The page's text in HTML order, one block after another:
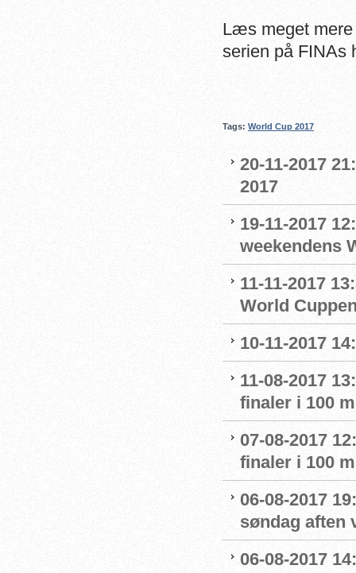
Læs meget mere
serien på FINAs
Tags: World Cup 2017
20-11-2017
2017
19-11-2017
weekendens
11-11-2017
World
10-11-2017
11-08-2017
finaler i 100
07-08-2017
finaler i 100
06-08-2017
søndag aften
06-08-2017